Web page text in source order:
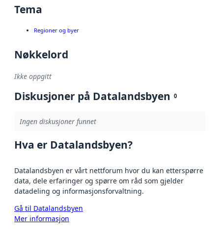
Tema
Regioner og byer
Nøkkelord
Ikke oppgitt
Diskusjoner på Datalandsbyen 0
Ingen diskusjoner funnet
Hva er Datalandsbyen?
Datalandsbyen er vårt nettforum hvor du kan etterspørre
data, dele erfaringer og spørre om råd som gjelder
datadeling og informasjonsforvaltning.
Gå til Datalandsbyen
Mer informasjon